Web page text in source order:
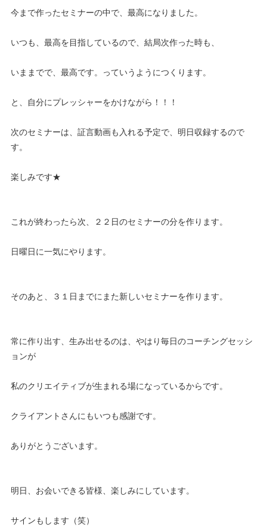
今まで作ったセミナーの中で、最高になりました。
いつも、最高を目指しているので、結局次作った時も、
いままでで、最高です。っていうようにつくります。
と、自分にプレッシャーをかけながら！！！
次のセミナーは、証言動画も入れる予定で、明日収録するので
す。
楽しみです★
これが終わったら次、２２日のセミナーの分を作ります。
日曜日に一気にやります。
そのあと、３１日までにまた新しいセミナーを作ります。
常に作り出す、生み出せるのは、やはり毎日のコーチングセッシ
ョンが
私のクリエイティブが生まれる場になっているからです。
クライアントさんにもいつも感謝です。
ありがとうございます。
明日、お会いできる皆様、楽しみにしています。
サインもします（笑）